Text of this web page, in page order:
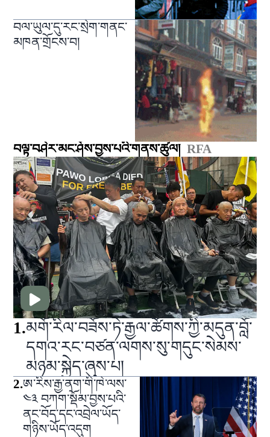
བལ་ཡུལ་དུ་རང་སྲེག་གནང་
མཁན་གྲོངས་བ།
བལྟ་བཤེར་མང་ཤོས་བྱས་པའི་གནས་ཚུལ། RFA
1.མགོ་རིལ་བཟོས་ཏེ་རྒྱལ་ཚོགས་ཀྱི་མདུན་བློ་
དགའ་རང་བཙན་ལགས་སུ་གདུང་སེམས་
མཉམ་སྐྱེད་ཞུས་པ།
2.ཨ་རིས་རྒྱ་ནག་གི་ཁེ་ལས་
༤༣ བཀག་སྡོམ་བྱས་པའི་
ནང་བོད་དང་འབྲེལ་ཡོད་
གཉིས་ཡོད་འདུག